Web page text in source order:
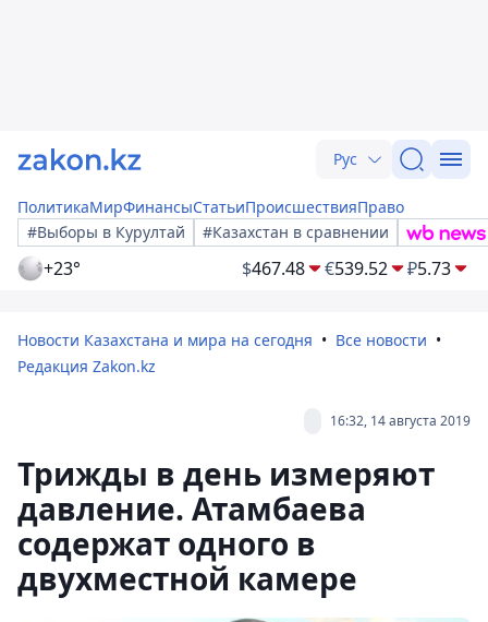
Рус
ПолитикаМирФинансыСтатьиПроисшествияПраво
#Выборы в Курултай
#Казахстан в сравнении
+23° $467.48 €539.52 ₽5.73
Новости Казахстана и мира на сегодня
Все новости
Редакция Zakon.kz
16:32, 14 августа 2019
Трижды в день измеряют
давление. Атамбаева
содержат одного в
двухместной камере